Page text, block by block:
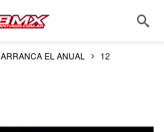
ARRANCA EL ANUAL 12